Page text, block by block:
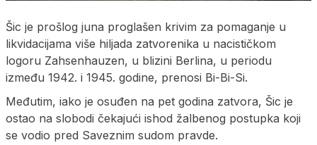
Šic je prošlog juna proglašen krivim za pomaganje u
likvidacijama više hiljada zatvorenika u nacističkom
logoru Zahsenhauzen, u blizini Berlina, u periodu
između 1942. i 1945. godine, prenosi Bi-Bi-Si.
Međutim, iako je osuđen na pet godina zatvora, Šic je
ostao na slobodi čekajući ishod žalbenog postupka koji
se vodio pred Saveznim sudom pravde.